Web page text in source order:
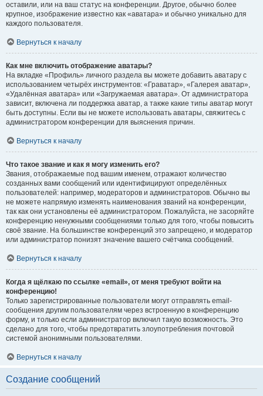
оставили, или на ваш статус на конференции. Другое, обычно более
крупное, изображение известно как «аватара» и обычно уникально для
каждого пользователя.
Вернуться к началу
Как мне включить отображение аватары?
На вкладке «Профиль» личного раздела вы можете добавить аватару с
использованием четырёх инструментов: «Граватар», «Галерея аватар»,
«Удалённая аватара» или «Загружаемая аватара». От администратора
зависит, включена ли поддержка аватар, а также какие типы аватар могут
быть доступны. Если вы не можете использовать аватары, свяжитесь с
администратором конференции для выяснения причин.
Вернуться к началу
Что такое звание и как я могу изменить его?
Звания, отображаемые под вашим именем, отражают количество
созданных вами сообщений или идентифицируют определённых
пользователей: например, модераторов и администраторов. Обычно вы
не можете напрямую изменять наименования званий на конференции,
так как они установлены её администратором. Пожалуйста, не засоряйте
конференцию ненужными сообщениями только для того, чтобы повысить
своё звание. На большинстве конференций это запрещено, и модератор
или администратор понизят значение вашего счётчика сообщений.
Вернуться к началу
Когда я щёлкаю по ссылке «email», от меня требуют войти на
конференцию!
Только зарегистрированные пользователи могут отправлять email-
сообщения другим пользователям через встроенную в конференцию
форму, и только если администратор включил такую возможность. Это
сделано для того, чтобы предотвратить злоупотребления почтовой
системой анонимными пользователями.
Вернуться к началу
Создание сообщений